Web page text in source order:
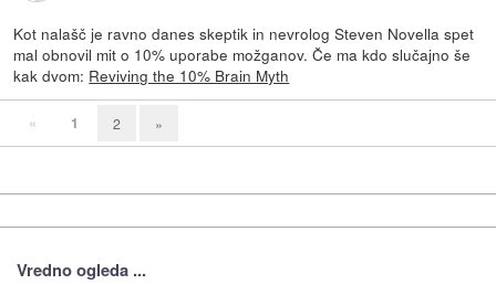
Kot nalašč je ravno danes skeptik in nevrolog Steven Novella spet
mal obnovil mit o 10% uporabe možganov. Če ma kdo slučajno še
kak dvom: Reviving the 10% Brain Myth
« 1 2 »
Vredno ogleda ...